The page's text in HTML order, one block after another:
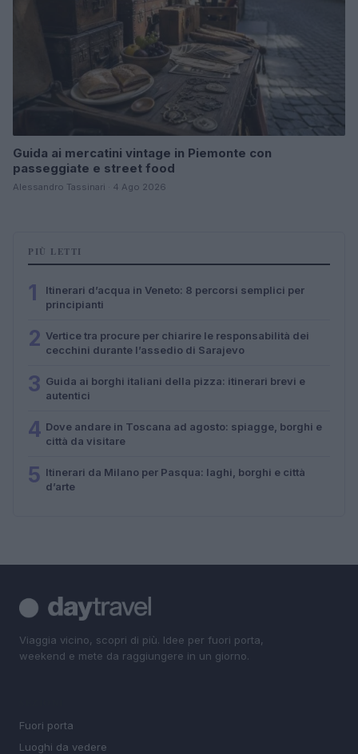
Guida ai mercatini vintage in Piemonte con
passeggiate e street food
Alessandro Tassinari · 4 Ago 2026
PIÙ LETTI
1
Itinerari d’acqua in Veneto: 8 percorsi semplici per
principianti
2 Vertice tra procure per chiarire le responsabilità dei
cecchini durante l’assedio di Sarajevo
3 Guida ai borghi italiani della pizza: itinerari brevi e
autentici
4 Dove andare in Toscana ad agosto: spiagge, borghi e
città da visitare
5 Itinerari da Milano per Pasqua: laghi, borghi e città
d’arte
Viaggia vicino, scopri di più. Idee per fuori porta,
weekend e mete da raggiungere in un giorno.
Fuori porta
Luoghi da vedere